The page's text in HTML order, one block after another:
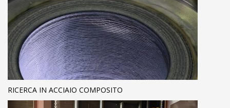
RICERCA IN ACCIAIO COMPOSITO